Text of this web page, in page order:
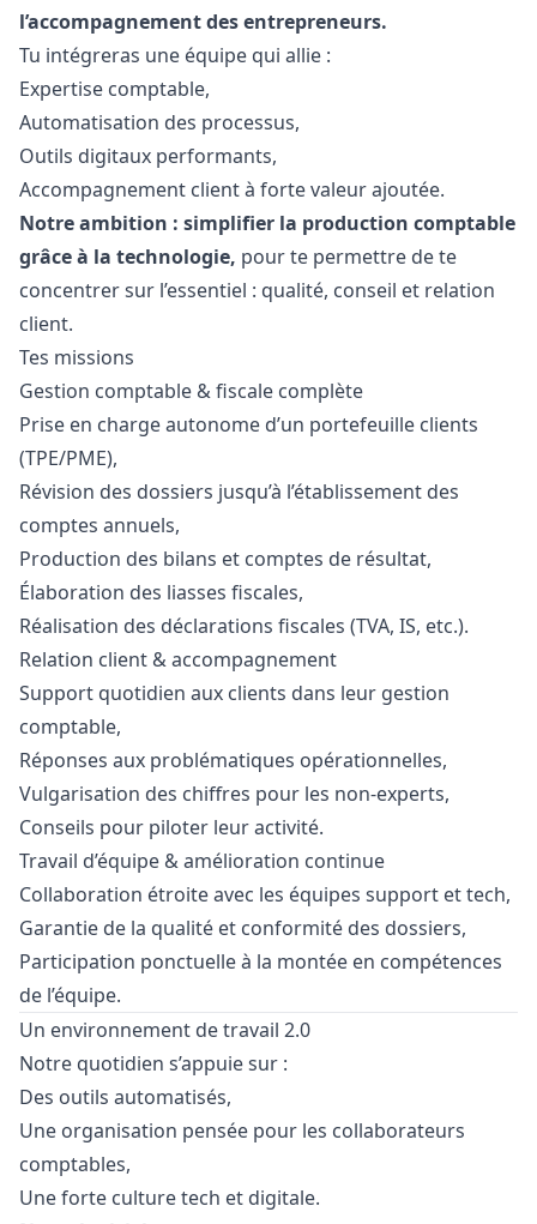
l’accompagnement des entrepreneurs.
Tu intégreras une équipe qui allie :
Expertise comptable,
Automatisation des processus,
Outils digitaux performants,
Accompagnement client à forte valeur ajoutée.
Notre ambition : simplifier la production comptable
grâce à la technologie, pour te permettre de te
concentrer sur l’essentiel : qualité, conseil et relation
client.
Tes missions
Gestion comptable & fiscale complète
Prise en charge autonome d’un portefeuille clients
(TPE/PME),
Révision des dossiers jusqu’à l’établissement des
comptes annuels,
Production des bilans et comptes de résultat,
Élaboration des liasses fiscales,
Réalisation des déclarations fiscales (TVA, IS, etc.).
Relation client & accompagnement
Support quotidien aux clients dans leur gestion
comptable,
Réponses aux problématiques opérationnelles,
Vulgarisation des chiffres pour les non-experts,
Conseils pour piloter leur activité.
Travail d’équipe & amélioration continue
Collaboration étroite avec les équipes support et tech,
Garantie de la qualité et conformité des dossiers,
Participation ponctuelle à la montée en compétences
de l’équipe.
Un environnement de travail 2.0
Notre quotidien s’appuie sur :
Des outils automatisés,
Une organisation pensée pour les collaborateurs
comptables,
Une forte culture tech et digitale.